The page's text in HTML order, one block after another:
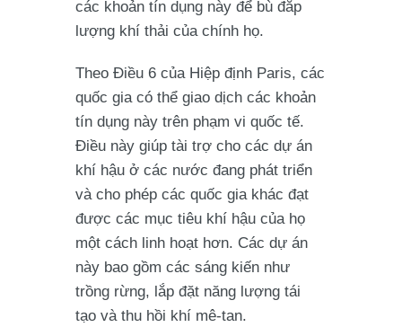
các khoản tín dụng này để bù đắp
lượng khí thải của chính họ.
Theo Điều 6 của Hiệp định Paris, các
quốc gia có thể giao dịch các khoản
tín dụng này trên phạm vi quốc tế.
Điều này giúp tài trợ cho các dự án
khí hậu ở các nước đang phát triển
và cho phép các quốc gia khác đạt
được các mục tiêu khí hậu của họ
một cách linh hoạt hơn. Các dự án
này bao gồm các sáng kiến như
trồng rừng, lắp đặt năng lượng tái
tạo và thu hồi khí mê-tan.